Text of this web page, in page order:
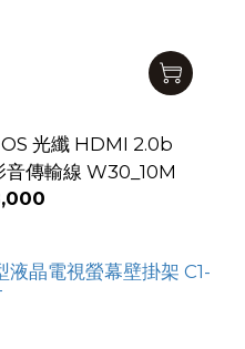
光纖 HDMI 2.0b
傳輸線 W30_10M